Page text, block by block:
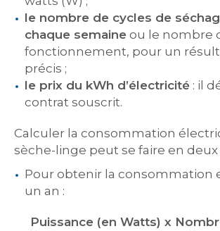
le nombre de cycles de
chaque semaine ou le nombre
fonctionnement, pour un
précis ;
le prix du kWh d’électricité : il
contrat souscrit.
Calculer la consommation
sèche-linge peut se faire en deux
Pour obtenir la consommation
un an :
Puissance (en Watts) x